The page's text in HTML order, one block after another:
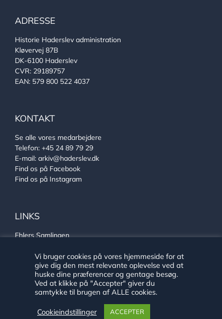
ADRESSE
Historie Haderslev administration
Kløvervej 87B
DK-6100 Haderslev
CVR: 29189757
EAN: 579 800 522 4037
KONTAKT
Se alle vores medarbejdere
Telefon: +45 24 89 79 29
E-mail: arkiv@haderslev.dk
Find os på Facebook
Find os på Instagram
LINKS
Ehlers Samlingen
Sønderjysk arkivsamarbejde
Vi bruger cookies på vores hjemmeside for at
give dig den mest relevante oplevelse ved at
huske dine præferencer og gentage besøg.
Ved at klikke på "Accepter" giver du
samtykke til brugen af ALLE cookies.
Cookieindstillinger ACCEPTER